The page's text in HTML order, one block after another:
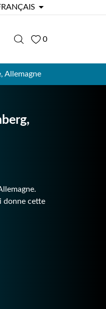

0
Allemagne
donne cette